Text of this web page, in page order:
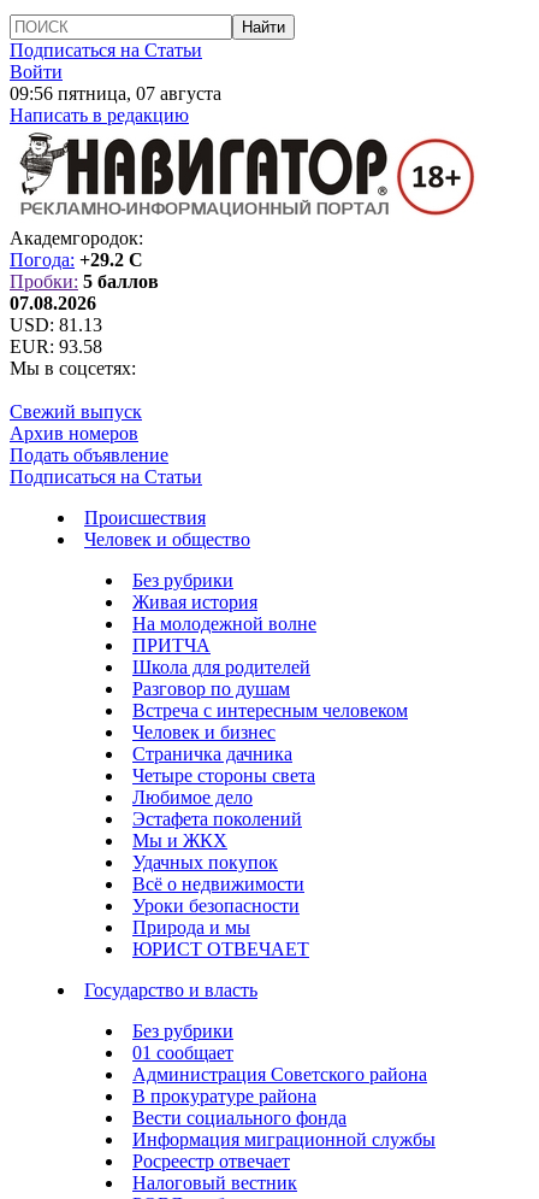
Подписаться на Статьи
Войти
09:56 пятница, 07 августа
Написать в редакцию
Академгородок:
Погода: +29.2 C
Пробки: 5 баллов
07.08.2026
USD: 81.13
EUR: 93.58
Мы в соцсетях:
Свежий выпуск
Архив номеров
Подать объявление
Подписаться на Статьи
Происшествия
Человек и общество
Без рубрики
Живая история
На молодежной волне
ПРИТЧА
Школа для родителей
Разговор по душам
Встреча с интересным человеком
Человек и бизнес
Страничка дачника
Четыре стороны света
Любимое дело
Эстафета поколений
Мы и ЖКХ
Удачных покупок
Всё о недвижимости
Уроки безопасности
Природа и мы
ЮРИСТ ОТВЕЧАЕТ
Государство и власть
Без рубрики
01 сообщает
Администрация Советского района
В прокуратуре района
Вести социального фонда
Информация миграционной службы
Росреестр отвечает
Налоговый вестник